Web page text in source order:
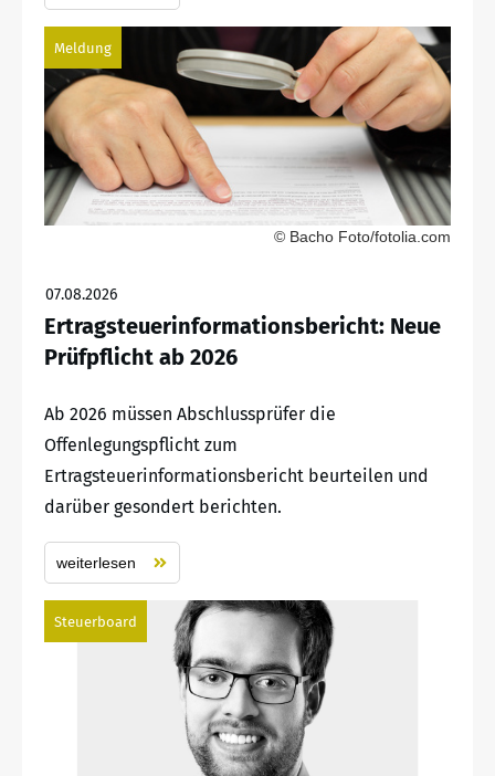
Meldung
© Bacho Foto/fotolia.com
07.08.2026
Ertragsteuerinformationsbericht: Neue
Prüfpflicht ab 2026
Ab 2026 müssen Abschlussprüfer die
Offenlegungspflicht zum
Ertragsteuerinformationsbericht beurteilen und
darüber gesondert berichten.
weiterlesen
Steuerboard